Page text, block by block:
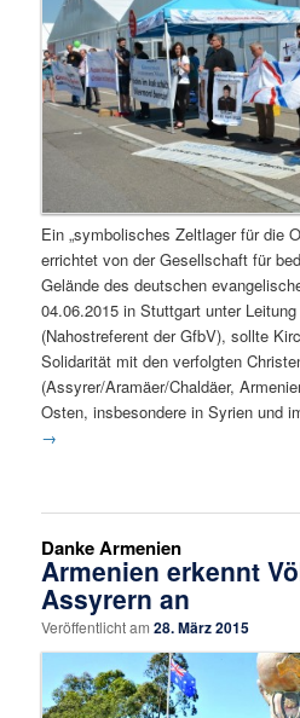
Ein „symbolisches Zeltlager für die
errichtet von der Gesellschaft für
Gelände des deutschen
04.06.2015 in Stuttgart unter
(Nahostreferent der GfbV), sollte
Solidarität mit den verfolgten
(Assyrer/Aramäer/Chaldäer,
Osten, insbesondere in Syrien und
→
Danke Armenien
Armenien erkennt
Assyrern an
Veröffentlicht am28. März 2015